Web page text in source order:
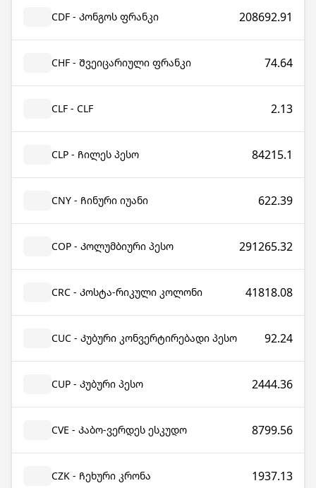
CDF - Კონგოს ფრანკი 208692.91
CHF - Შვეიცარიული ფრანკი 74.64
CLF - CLF 2.13
CLP - Ჩილეს პესო 84215.1
CNY - Ჩინური იუანი 622.39
COP - Კოლუმბიური პესო 291265.32
CRC - Კოსტა-რიკული კოლონი 41818.08
CUC - Კუბური კონვერტირებადი პესო 92.24
CUP - Კუბური პესო 2444.36
CVE - Კაბო-ვერდეს ესკუდო 8799.56
CZK - Ჩეხური კრონა 1937.13